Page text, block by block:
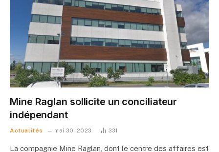
Mine Raglan sollicite un conciliateur
indépendant
Actualités mai 30, 2023 331
La compagnie Mine Raglan, dont le centre des affaires est